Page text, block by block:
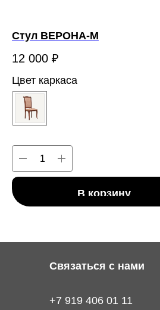
Стул ВЕРОНА-М
12 000 ₽
Цвет каркаса
В корзину
Связаться с нами
+7 919 406 01 11